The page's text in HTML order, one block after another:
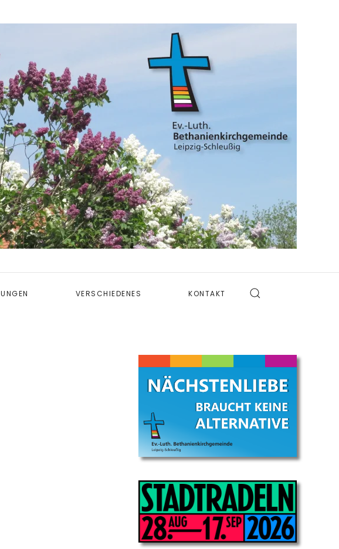
VERSCHIEDENES KONTAKT